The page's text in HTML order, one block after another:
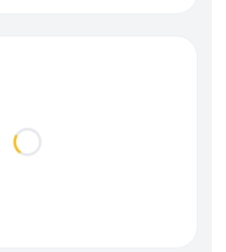
Loading...